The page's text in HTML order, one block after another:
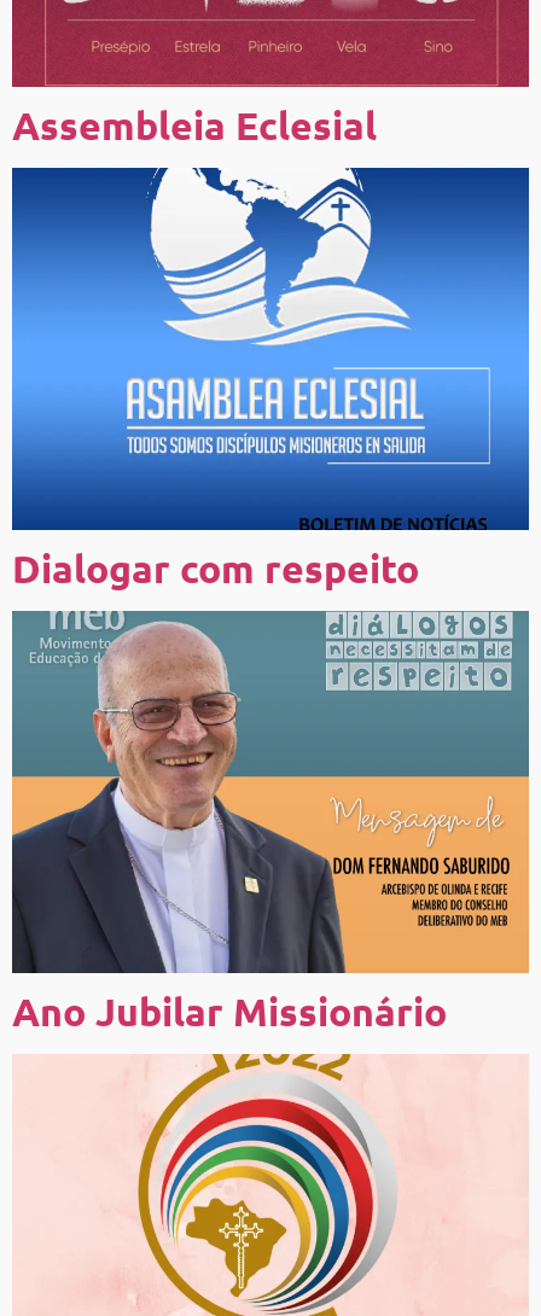
Assembleia Eclesial
Dialogar com respeito
Ano Jubilar Missionário